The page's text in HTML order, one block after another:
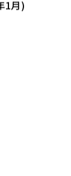
1月)